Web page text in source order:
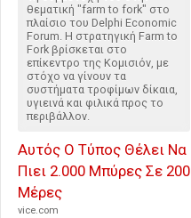
θεματική "farm to fork" στο
πλαίσιο του Delphi Economic
Forum. Η στρατηγική Farm to
Fork βρίσκεται στο
επίκεντρο της Κομισιόν, με
στόχο να γίνουν τα
συστήματα τροφίμων δίκαια,
υγιεινά και φιλικά προς το
περιβάλλον.
Αυτός Ο Τύπος Θέλει Να
Πιει 2.000 Μπύρες Σε 200
Μέρες
vice.com